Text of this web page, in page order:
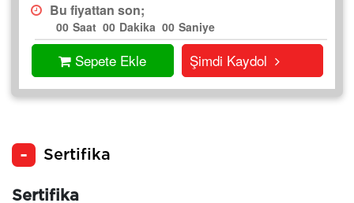
Bu fiyattan son;
00 Saat 00 Dakika 00 Saniye
Sepete Ekle Şimdi Kaydol
Sertifika
Sertifika